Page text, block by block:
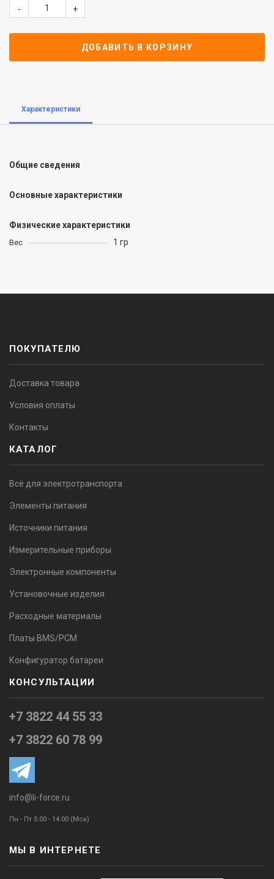
- +
ДОБАВИТЬ В КОРЗИНУ
Характеристики
Общие сведения
Основные характеристики
Физические характеристики
Вес 1 гр
ПОКУПАТЕЛЮ
Доставка товара
Условия оплаты
Контакты
КАТАЛОГ
Всё для электротранспорта
Элементы питания
Источники питания
Измерительные приборы
Электронные компоненты
Установочные изделия
Расходные материалы
Платы BMS/PCM
Конфигуратор батареи
КОНСУЛЬТАЦИИ
+7 3822 44 55 33
+7 3822 60 78 99
info@li-force.ru
Пн - Пт 5:00 - 14:00 (Мск)
МЫ В ИНТЕРНЕТЕ